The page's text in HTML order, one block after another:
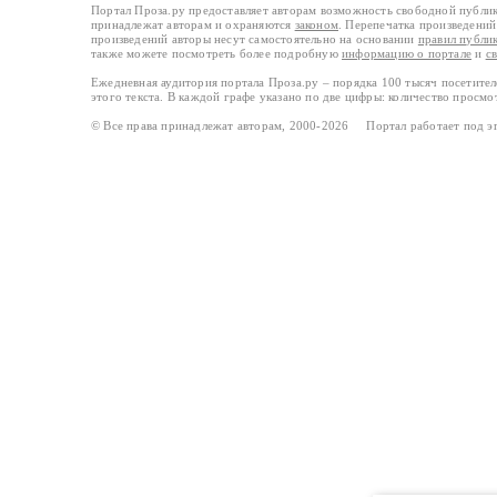
Портал Проза.ру предоставляет авторам возможность свободной
принадлежат авторам и охраняются законом . Перепечатка
произведений авторы несут самостоятельно на основании правил
также можете посмотреть более подробную информацию о портале и
Ежедневная аудитория портала Проза.ру – порядка 100 тысяч
этого текста. В каждой графе указано по две цифры: количество
© Все права принадлежат авторам, 2000-2026 Портал работает под